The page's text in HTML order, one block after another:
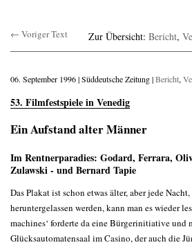
← Voriger Text Zur Übersicht: Bericht,
06. September 1996 | Süddeutsche Zeitung |Bericht,
53. Filmfestspiele in Venedig
Ein Aufstand alter Männer
Im Rentnerparadies: Godard, Ferrara,
Zulawski - und Bernard Tapie
Das Plakat ist schon etwas älter, aber jede
heruntergelassen werden, kann man es wieder
machines‘ forderte da eine Bürgerinitiative und
Glücksautomatensaal im Casino, der auch die